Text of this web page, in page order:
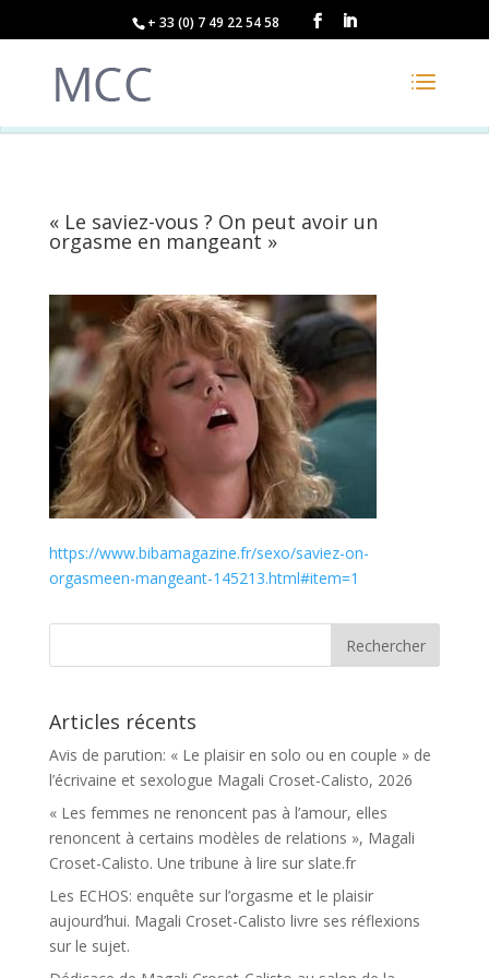
+ 33 (0) 7 49 22 54 58
« Le saviez-vous ? On peut avoir un
orgasme en mangeant »
https://www.bibamagazine.fr/sexo/saviez-on-
orgasmeen-mangeant-145213.html#item=1
Articles récents
Avis de parution: « Le plaisir en solo ou en couple » de
l’écrivaine et sexologue Magali Croset-Calisto, 2026
« Les femmes ne renoncent pas à l’amour, elles
renoncent à certains modèles de relations », Magali
Croset-Calisto. Une tribune à lire sur slate.fr
Les ECHOS: enquête sur l’orgasme et le plaisir
aujourd’hui. Magali Croset-Calisto livre ses réflexions
sur le sujet.